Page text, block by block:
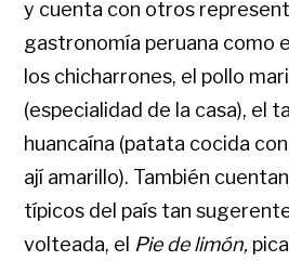
y cuenta con otros
gastronomía peruana como
los chicharrones, el pollo
(especialidad de la casa), el
huancaína (patata cocida
ají amarillo). También
típicos del país tan
volteada, el Pie de limón,